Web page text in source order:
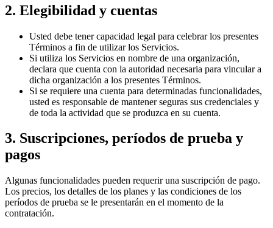
2. Elegibilidad y cuentas
Usted debe tener capacidad legal para celebrar los presentes
Términos a fin de utilizar los Servicios.
Si utiliza los Servicios en nombre de una organización,
declara que cuenta con la autoridad necesaria para vincular a
dicha organización a los presentes Términos.
Si se requiere una cuenta para determinadas funcionalidades,
usted es responsable de mantener seguras sus credenciales y
de toda la actividad que se produzca en su cuenta.
3. Suscripciones, períodos de prueba y
pagos
Algunas funcionalidades pueden requerir una suscripción de pago.
Los precios, los detalles de los planes y las condiciones de los
períodos de prueba se le presentarán en el momento de la
contratación.